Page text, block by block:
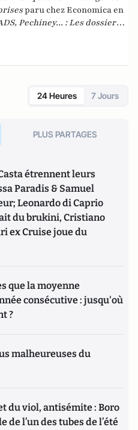
paru chez Economica en
Pechiney... : Les dossiers
absolue pour la France et
24 Heures 7 Jours
PLUS PARTAGES
étrennent leurs
Paradis & Samuel
Leonardo di Caprio
du brukini, Cristiano
ex Cruise joue du
que la moyenne
consécutive : jusqu'où
?
malheureuses du
du viol, antisémite : Boro
de l’un des tubes de l’été